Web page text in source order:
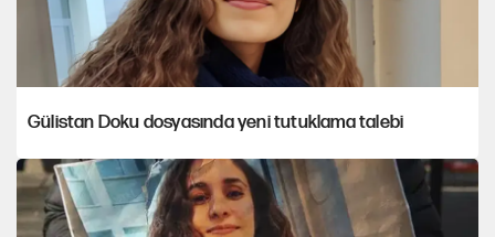
Gülistan Doku dosyasında yeni tutuklama talebi